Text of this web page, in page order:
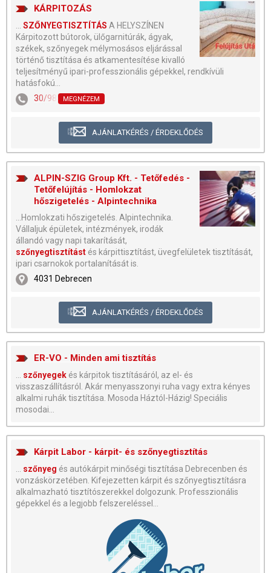
KÁRPITOZÁS
... SZŐNYEGTISZTÍTÁS A HELYSZÍNEN
Kárpitozott bútorok, ülőgarnitúrák, ágyak,
székek, szőnyegek mélymosásos eljárással
történő tisztítása és atkamentesítése kivalló
teljesítményű ipari-professzionális gépekkel, rendkívüli
hatásfokú...
30/985-1905
MEGNÉZEM
AJÁNLATKÉRÉS / ÉRDEKLŐDÉS
ALPIN-SZIG Group Kft. - Tetőfedés -
Tetőfelújítás - Homlokzat
hőszigetelés - Alpintechnika
...Homlokzati hőszigetelés. Alpintechnika.
Vállaljuk épületek, intézmények, irodák
állandó vagy napi takarítását,
szőnyegtisztítást és kárpittisztítást, üvegfelületek tisztítását,
ipari csarnokok portalanítását is.
4031 Debrecen
AJÁNLATKÉRÉS / ÉRDEKLŐDÉS
ER-VO - Minden ami tisztítás
szőnyegek és kárpitok tisztításáról, az el- és
visszaszállításról. Akár menyasszonyi ruha vagy extra kényes
alkalmi ruhák tisztítása. Mosoda Háztól-Házig! Speciális
mosodai...
Kárpit Labor - kárpit- és szőnyegtisztítás
... szőnyeg és autókárpit minőségi tisztítása Debrecenben és
vonzáskörzetében. Kifejezetten kárpit és szőnyegtisztításra
alkalmazható tisztítószerekkel dolgozunk. Professzionális
gépekkel és a legjobb felszereléssel...